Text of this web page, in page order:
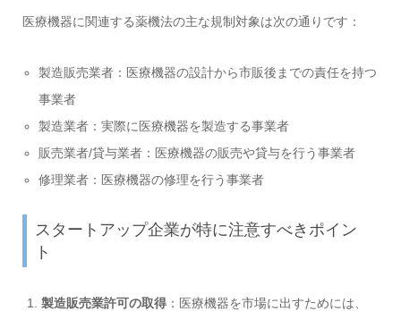
医療機器に関連する薬機法の主な規制対象は次の通りです：
製造販売業者：医療機器の設計から市販後までの責任を持つ
事業者
製造業者：実際に医療機器を製造する事業者
販売業者/貸与業者：医療機器の販売や貸与を行う事業者
修理業者：医療機器の修理を行う事業者
スタートアップ企業が特に注意すべきポイン
ト
製造販売業許可の取得：医療機器を市場に出すためには、